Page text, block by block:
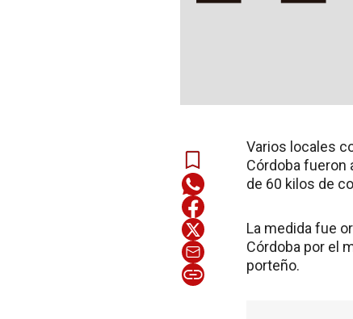
Varios locales
Córdoba fueron
de 60 kilos de
La medida fue
Córdoba por el
porteño.